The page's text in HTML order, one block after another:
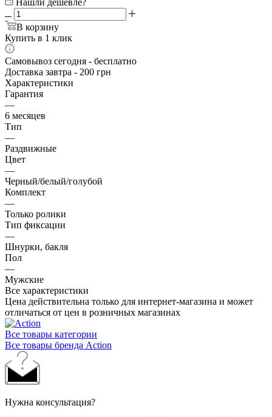
Нашли дешевле?
В корзину
Купить в 1 клик
Самовывоз сегодня - бесплатно
Доставка завтра - 200 грн
Характеристики
Гарантия
—
6 месяцев
Тип
—
Раздвижные
Цвет
—
Черный/белый/голубой
Комплект
—
Только ролики
Тип фиксации
—
Шнурки, бакля
Пол
—
Мужские
Все характеристики
Цена действительна только для интернет-магазина и может
отличаться от цен в розничных магазинах
Все товары категории
Все товары бренда Action
Нужна консультация?